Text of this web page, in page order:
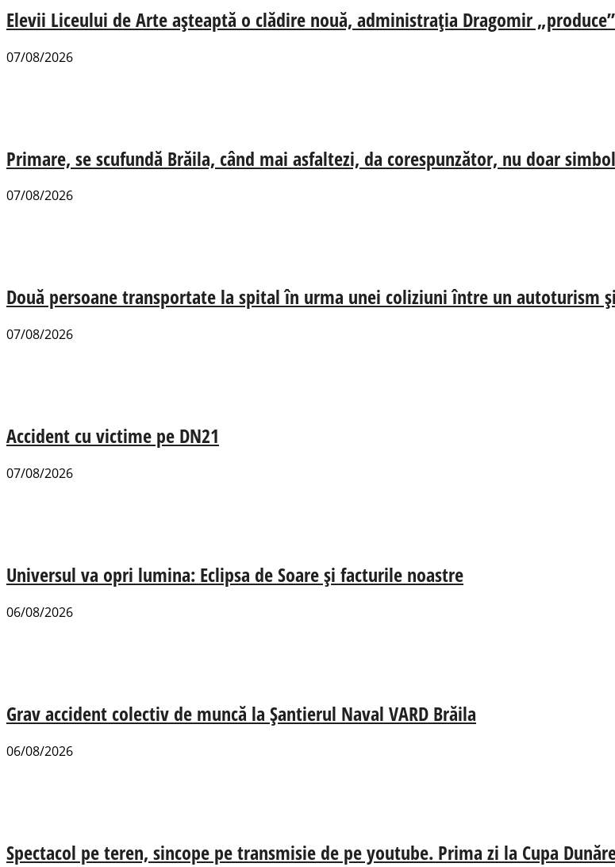
Elevii Liceului de Arte așteaptă o clădire nouă, administrația Dragomir
07/08/2026
Primare, se scufundă Brăila, când mai asfaltezi, da corespunzător, nu doar
07/08/2026
Două persoane transportate la spital în urma unei coliziuni între un autoturism
07/08/2026
Accident cu victime pe DN21
07/08/2026
Universul va opri lumina: Eclipsa de Soare și facturile noastre
06/08/2026
Grav accident colectiv de muncă la Șantierul Naval VARD Brăila
06/08/2026
Spectacol pe teren, sincope pe transmisie de pe youtube. Prima zi la Cupa